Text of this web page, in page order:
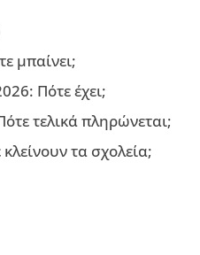
μπαίνει;
Πότε έχει;
τελικά πληρώνεται;
τα σχολεία;